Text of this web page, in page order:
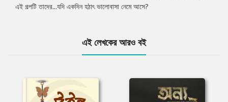
এই গল্পটি তাদের...যদি একদিন হঠাৎ ভালোবাসা নেমে আসে?
এই লেখকের আরও বই